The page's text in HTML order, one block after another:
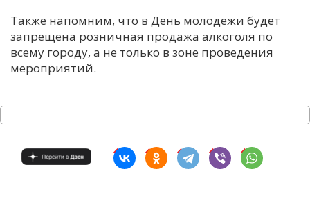
Также напомним, что в День молодежи будет
запрещена розничная продажа алкоголя по
всему городу, а не только в зоне проведения
мероприятий.